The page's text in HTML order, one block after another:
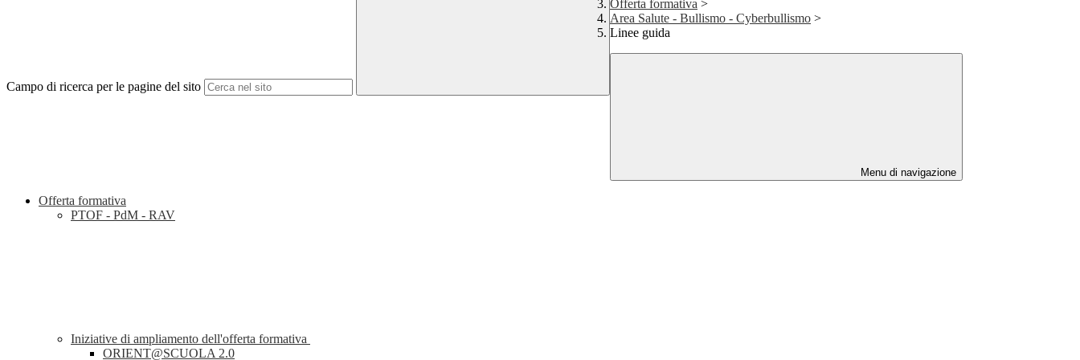
Campo di ricerca per le pagine del sito
Offerta formativa >
Area Salute - Bullismo - Cyberbullismo >
Linee guida
Menu di navigazione
Offerta formativa
PTOF - PdM - RAV
Iniziative di ampliamento dell'offerta formativa
ORIENT@SCUOLA 2.0